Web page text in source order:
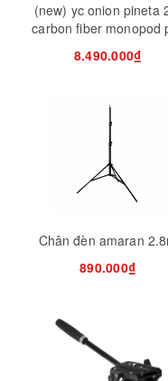
(new) yc onion pineta
carbon fiber monopod
thao tác nhanh
8.490.000₫
Chân đèn amaran
890.000₫